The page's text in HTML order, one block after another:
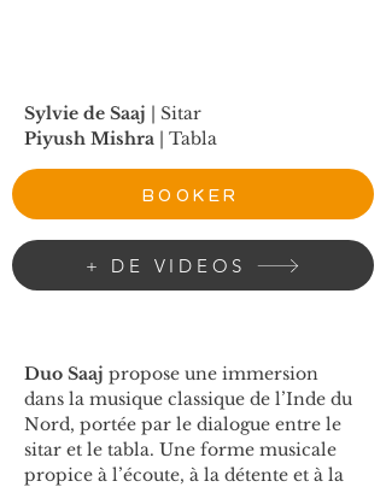
Sylvie de Saaj | Sitar
Piyush Mishra | Tabla
BOOKER
+ DE VIDEOS
Duo Saaj propose une immersion
dans la musique classique de l’Inde du
Nord, portée par le dialogue entre le
sitar et le tabla. Une forme musicale
propice à l’écoute, à la détente et à la